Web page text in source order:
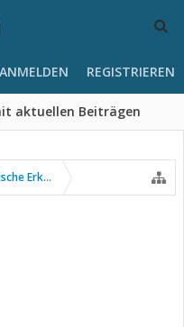
aktuellen Beiträgen
ANMELDEN REGISTRIEREN
Erkrankungen